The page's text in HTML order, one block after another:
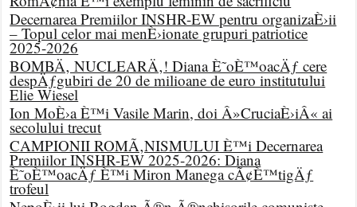
Decernarea Premiilor INSHR-EW pentru organizaÈ›ii
– Topul celor mai menÈ›ionate grupuri patriotice
2025-2026
BOMBÄ‚ NUCLEARÄ‚! Diana È˜oÈ™oacÄƒ cere
despÄƒgubiri de 20 de milioane de euro institutului
Elie Wiesel
Ion MoÈ›a È™i Vasile Marin, doi Â»CruciaÈ›iÂ« ai
secolului trecut
CAMPIONII ROMÃ‚NISMULUI È™i Decernarea
Premiilor INSHR-EW 2025-2026: Diana
È˜oÈ™oacÄƒ È™i Miron Manega cÃ¢È™tigÄƒ
trofeul